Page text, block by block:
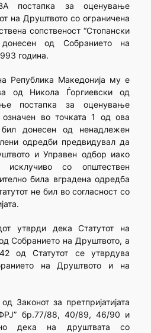
постапка за оценување
на Друштвото со ограничена
сопственост “Стопански
од Собранието на
година.
Република Македонија му е
од Никола Ѓоргиевски од
постапка за оценување
означен во точката 1 од ова
донесен од ненадлежен
одредби предвидувал да
и Управен одбор иако
исклучиво со општествен
била вградена одредба
не бил во согласност со
утврди дека Статутот на
Собранието на Друштвото, а
од Статутот се утврдува
на Друштвото и на
Законот за претпријатијата
бр.77/88, 40/89, 46/90 и
дека на друштвата со